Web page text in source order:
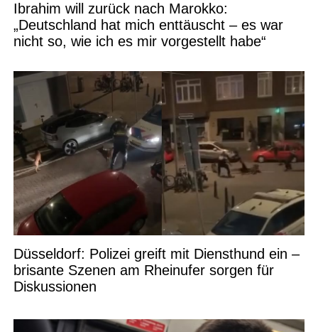
Ibrahim will zurück nach Marokko:
„Deutschland hat mich enttäuscht – es war
nicht so, wie ich es mir vorgestellt habe“
Düsseldorf: Polizei greift mit Diensthund ein –
brisante Szenen am Rheinufer sorgen für
Diskussionen